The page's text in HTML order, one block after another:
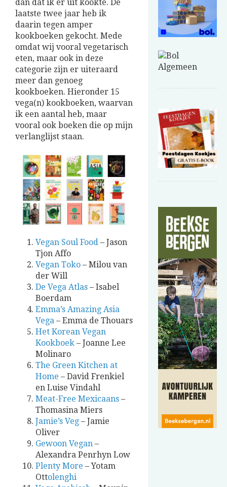
dan dat ik er uit kookte. De
laatste twee jaar heb ik
daarin tegen amper
kookboeken gekocht. Mede
omdat wij vooral vegetarisch
eten, maar ook in deze
categorie zijn er uiteraard
meer dan genoeg
kookboeken. Hieronder 15
vega(n) kookboeken, waarvan
ik een aantal heb, maar
vooral ook boeken die op mijn
verlanglijst staan.
Vegan Soul Food – Jason
Tjon Affo
Vegan Toko – Milou van
der Will
De Vega Atlas – Isabel
Boerdam
Emma’s Amazing Asia
Vega – Emma de Thouars
Het Korean Vegan
Kookboek – Joanne Lee
Molinaro
The Green Kitchen at
Home – David Frenkiel
en Luise Vindahl
Meat-Free Mexicaans –
Thomasina Miers
Jamie’s Veg – Jamie
Oliver
Gewoon Vegan –
Alexandra Penrhyn Low
Plenty More – Yotam
Ottolenghi